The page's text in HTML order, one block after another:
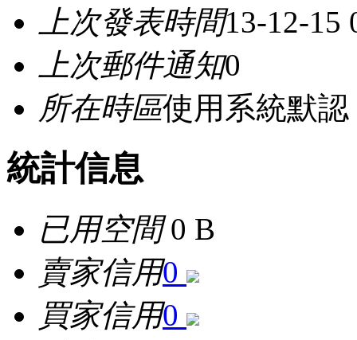
上次發表時間13-12-15
上次郵件通知0
所在時區使用系統默認
統計信息
已用空間0 B
賣家信用0
買家信用0